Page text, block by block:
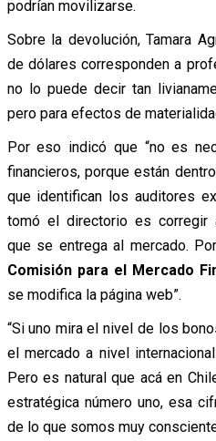
podrían movilizarse.
Sobre la devolución, Tamara
de dólares corresponden a
no lo puede decir tan
pero para efectos de
Por eso indicó que “no es
financieros, porque están
que identifican los auditores
tomó el directorio es corregir
que se entrega al mercado.
Comisión para el Mercado
se modifica la página web”.
“Si uno mira el nivel de los
el mercado a nivel
Pero es natural que acá en
estratégica número uno, esa
de lo que somos muy